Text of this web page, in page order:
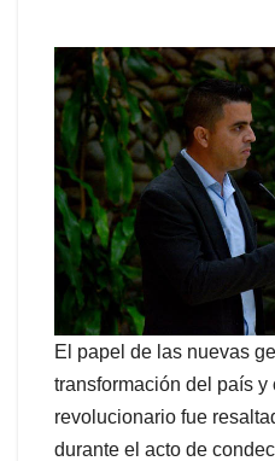
El papel de las nuevas
transformación del país
revolucionario fue
durante el acto de